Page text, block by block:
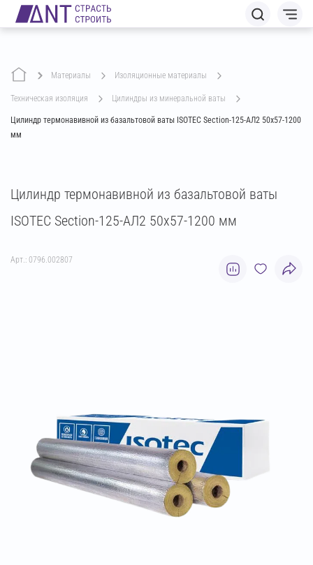
Материалы изоляционные материалы
техническая изоляция цилиндры из минеральной ваты
Цилиндр термонавивной из базальтовой ваты ISOTEC Section-125-АЛ2 50х57-1200
мм
Цилиндр термонавивной из базальтовой ваты
ISOTEC Section-125-АЛ2 50х57-1200 мм
Арт.: 0796.002807